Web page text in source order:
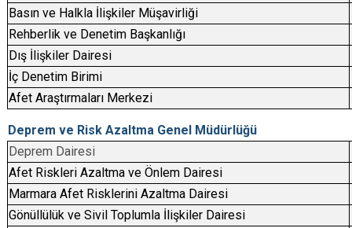
Basın ve Halkla İlişkiler Müşavirliği
Rehberlik ve Denetim Başkanlığı
Dış İlişkiler Dairesi
İç Denetim Birimi
Afet Araştırmaları Merkezi
Deprem ve Risk Azaltma Genel Müdürlüğü
Deprem Dairesi
Afet Riskleri Azaltma ve Önlem Dairesi
Marmara Afet Risklerini Azaltma Dairesi
Gönüllülük ve Sivil Toplumla İlişkiler Dairesi